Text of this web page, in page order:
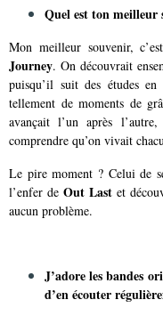
Quel est ton meilleur
Mon meilleur souvenir,
Journey. On découvrait
puisqu’il suit des études
tellement de moments de
avançait l’un après
comprendre qu’on vivait
Le pire moment ? Celui de
l’enfer de Out Lastet
aucun problème.
J’adore les bandes
d’en écouter